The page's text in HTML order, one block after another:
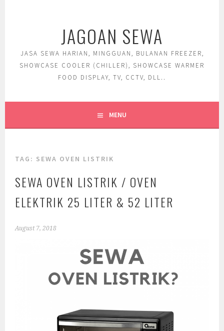
JAGOAN SEWA
JASA SEWA HARIAN, MINGGUAN, BULANAN FREEZER,
SHOWCASE COOLER (CHILLER), SHOWCASE WARMER
FOOD DISPLAY, TV, CCTV, DLL..
MENU
TAG: SEWA OVEN LISTRIK
SEWA OVEN LISTRIK / OVEN
ELEKTRIK 25 LITER & 52 LITER
August 7, 2018